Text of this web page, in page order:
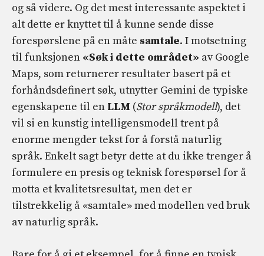
og så videre. Og det mest interessante aspektet i
alt dette er knyttet til å kunne sende disse
forespørslene på en måte samtale. I motsetning
til funksjonen «Søk i dette området» av Google
Maps, som returnerer resultater basert på et
forhåndsdefinert søk, utnytter Gemini de typiske
egenskapene til en LLM (Stor språkmodell), det
vil si en kunstig intelligensmodell trent på
enorme mengder tekst for å forstå naturlig
språk. Enkelt sagt betyr dette at du ikke trenger å
formulere en presis og teknisk forespørsel for å
motta et kvalitetsresultat, men det er
tilstrekkelig å «samtale» med modellen ved bruk
av naturlig språk.